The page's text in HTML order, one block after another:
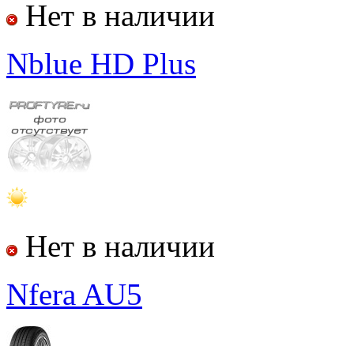
Нет в наличии
Nblue HD Plus
Нет в наличии
Nfera AU5